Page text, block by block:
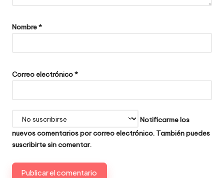
Nombre*
Correo electrónico*
Notificarme los
nuevos comentarios por correo electrónico. También puedes
suscribirtesin comentar.